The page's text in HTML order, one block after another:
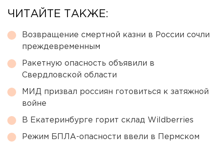
ЧИТАЙТЕ ТАКЖЕ:
Возвращение смертной казни в России сочли
преждевременным
Ракетную опасность объявили в
Свердловской области
МИД призвал россиян готовиться к затяжной
войне
В Екатеринбурге горит склад Wildberries
Режим БПЛА-опасности ввели в Пермском